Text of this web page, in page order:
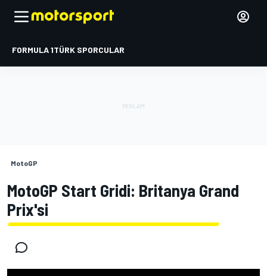
FORMULA 1TÜRK SPORCULAR
MotoGP
MotoGP Start Gridi: Britanya Grand
Prix'si